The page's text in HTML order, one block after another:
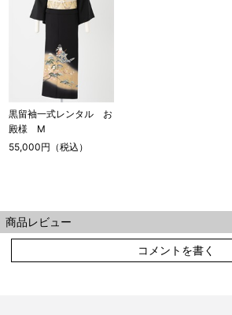
黒留袖一式レンタル お
殿様 M
55,000円（税込）
商品レビュー
コメントを書く